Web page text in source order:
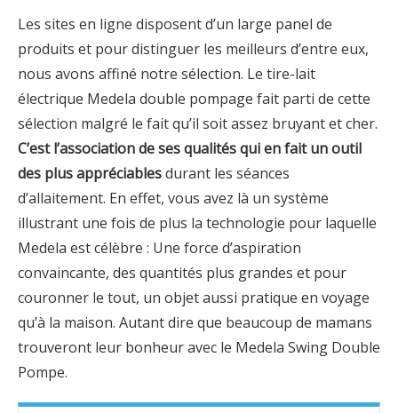
Les sites en ligne disposent d’un large panel de
produits et pour distinguer les meilleurs d’entre eux,
nous avons affiné notre sélection. Le tire-lait
électrique Medela double pompage fait parti de cette
sélection malgré le fait qu’il soit assez bruyant et cher.
C’est l’association de ses qualités qui en fait un outil
des plus appréciablesdurant les séances
d’allaitement. En effet, vous avez là un système
illustrant une fois de plus la technologie pour laquelle
Medela est célèbre : Une force d’aspiration
convaincante, des quantités plus grandes et pour
couronner le tout, un objet aussi pratique en voyage
qu’à la maison. Autant dire que beaucoup de mamans
trouveront leur bonheur avec le Medela Swing Double
Pompe.